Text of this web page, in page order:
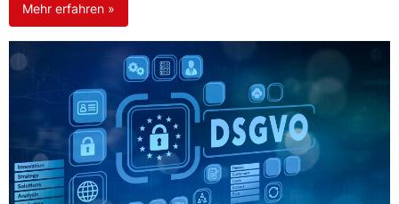
Mehr erfahren »